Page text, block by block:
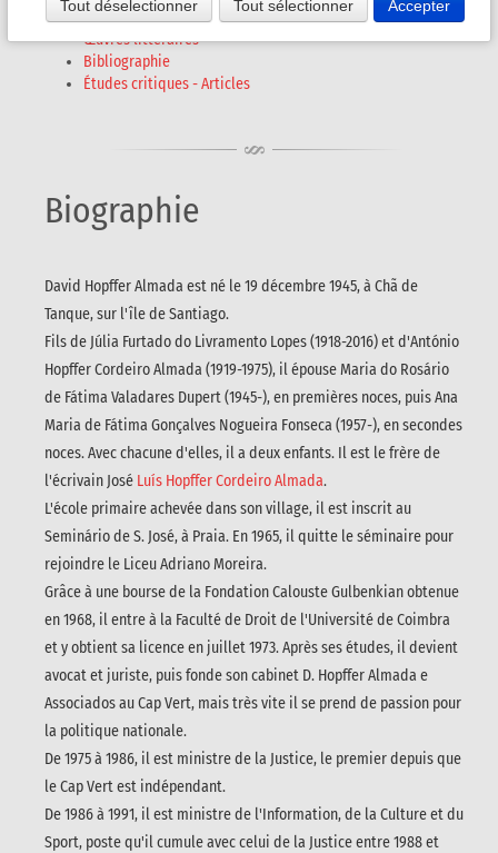
Auteurs P - S▼
Auteurs T - V▼
Biographie
Œuvres littéraires
Bibliographie
Études critiques - Articles
Biographie
David Hopffer Almada est né le 19 décembre 1945, à Chã de
Tanque, sur l'île de Santiago.
Fils de Júlia Furtado do Livramento Lopes (1918-2016) et d'António
Hopffer Cordeiro Almada (1919-1975), il épouse Maria do Rosário
de Fátima Valadares Dupert (1945-), en premières noces, puis Ana
Maria de Fátima Gonçalves Nogueira Fonseca (1957-), en secondes
noces. Avec chacune d'elles, il a deux enfants. Il est le frère de
l'écrivain José Luís Hopffer Cordeiro Almada.
L'école primaire achevée dans son village, il est inscrit au
Seminário de S. José, à Praia. En 1965, il quitte le séminaire pour
rejoindre le Liceu Adriano Moreira.
Grâce à une bourse de la Fondation Calouste Gulbenkian obtenue
en 1968, il entre à la Faculté de Droit de l'Université de Coimbra
et y obtient sa licence en juillet 1973. Après ses études, il devient
avocat et juriste, puis fonde son cabinet D. Hopffer Almada e
Associados au Cap Vert, mais très vite il se prend de passion pour
la politique nationale.
De 1975 à 1986, il est ministre de la Justice, le premier depuis que
le Cap Vert est indépendant.
De 1986 à 1991, il est ministre de l'Information, de la Culture et du
Sport, poste qu'il cumule avec celui de la Justice entre 1988 et
Tout déselectionner Tout sélectionner Accepter